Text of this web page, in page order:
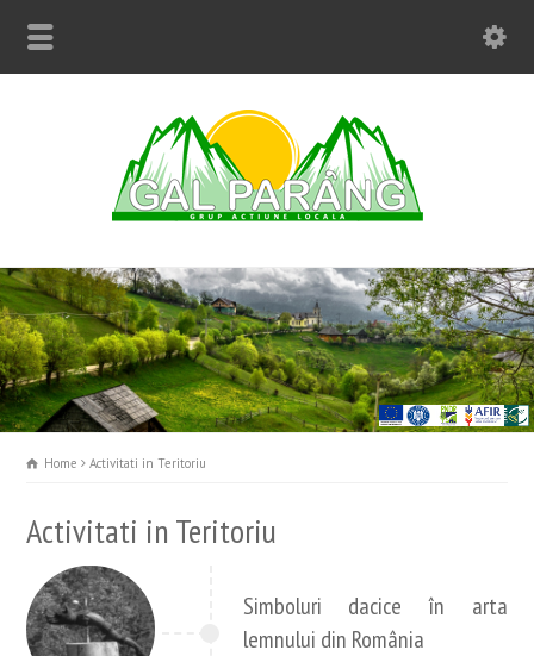
Home Activitati in Teritoriu
Activitati in Teritoriu
Simboluri dacice în arta
lemnului din România